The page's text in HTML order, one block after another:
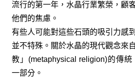
流行的第一年，水晶行業繁榮，顧
他們的焦慮。
有些人可能對這些石頭的吸引力感
並不特殊。關於水晶的現代觀念來
教」(metaphysical religion)的傳
一部分。